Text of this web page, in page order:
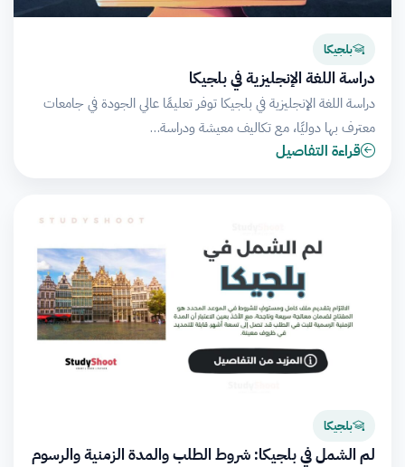
بلجيكا
دراسة اللغة الإنجليزية في بلجيكا
دراسة اللغة الإنجليزية في بلجيكا توفر تعليمًا عالي الجودة في جامعات
معترف بها دوليًا، مع تكاليف معيشة ودراسة…
قراءة التفاصيل
بلجيكا
لم الشمل في بلجيكا: شروط الطلب والمدة الزمنية والرسوم